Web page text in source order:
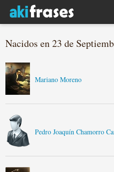
Nacidos en 23 de
Mariano Moreno
Pedro Joaquín Chamorro